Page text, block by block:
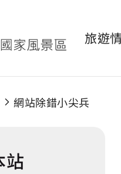
旅遊
網站除錯小尖兵
站